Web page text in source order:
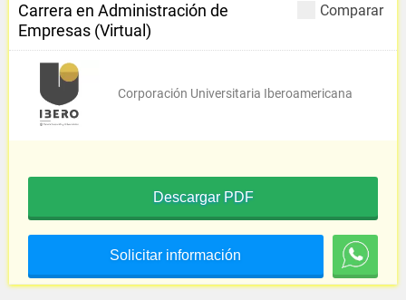
Comparar
Carrera en Administración de
Empresas (Virtual)
Corporación Universitaria Iberoamericana
Descargar PDF
Solicitar información